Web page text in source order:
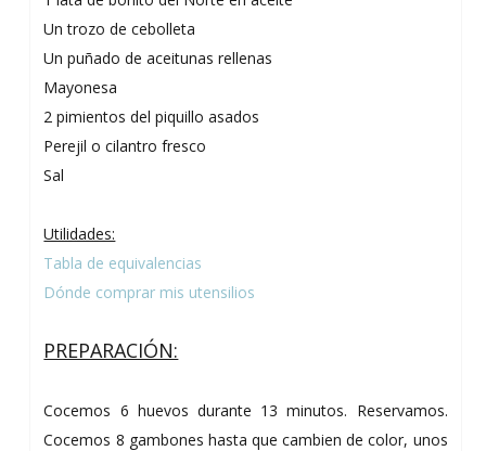
Un trozo de cebolleta
Un puñado de aceitunas rellenas
Mayonesa
2 pimientos del piquillo asados
Perejil o cilantro fresco
Sal
Utilidades:
Tabla de equivalencias
Dónde comprar mis utensilios
PREPARACIÓN:
Cocemos 6 huevos durante 13 minutos. Reservamos.
Cocemos 8 gambones hasta que cambien de color, unos